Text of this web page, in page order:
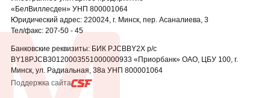
«БелВиллесден» УНП 800001064
Юридический адрес: 220024, г. Минск, пер. Асаналиева, 3
Тел/факс: 207-50 - 45
Банковские реквизиты: БИК PJCBBY2X р/с
BY18PJCB30120003551000000933 «Приорбанк» ОАО, ЦБУ 100, г.
Минск, ул. Радиальная, 38а УНП 800001064
Поддержка сайта